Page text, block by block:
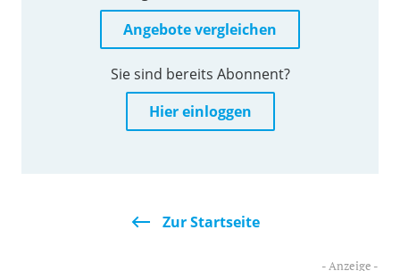
Angebote vergleichen
Sie sind bereits Abonnent?
Hier einloggen
Zur Startseite